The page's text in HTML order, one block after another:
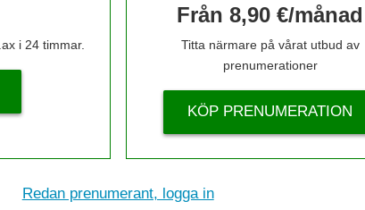
i 24 timmar.
Från 8,90 €/månad
Titta närmare på vårat utbud av
prenumerationer
KÖP PRENUMERATION
Redan prenumerant, logga in